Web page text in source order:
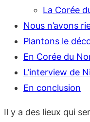
La Corée
Nous n’avons
Plantons le
En Corée du
L’interview de
En conclusion
Il y a des lieux qui